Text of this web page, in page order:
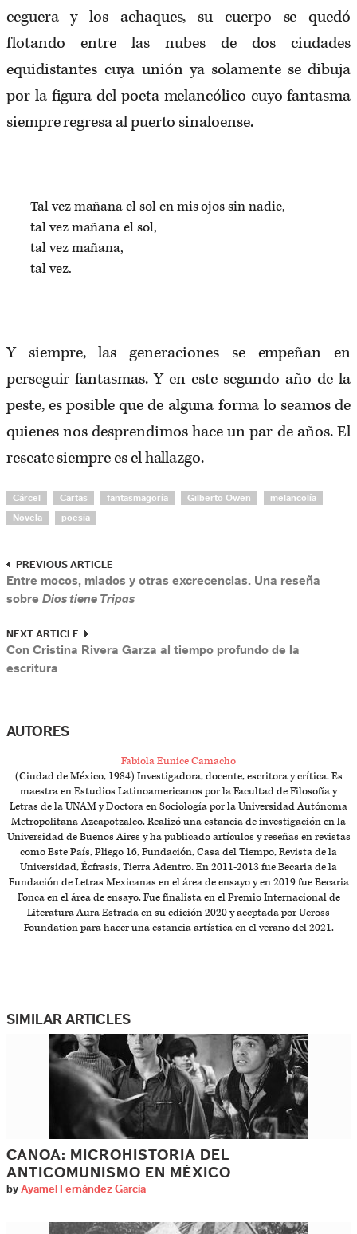
ceguera y los achaques, su cuerpo se quedó
flotando entre las nubes de dos ciudades
equidistantes cuya unión ya solamente se dibuja
por la figura del poeta melancólico cuyo fantasma
siempre regresa al puerto sinaloense.
Tal vez mañana el sol en mis ojos sin nadie,
tal vez mañana el sol,
tal vez mañana,
tal vez.
Y siempre, las generaciones se empeñan en
perseguir fantasmas. Y en este segundo año de la
peste, es posible que de alguna forma lo seamos de
quienes nos desprendimos hace un par de años. El
rescate siempre es el hallazgo.
Cárcel Cartas fantasmagoría Gilberto Owen melancolía
Novela poesía
PREVIOUS ARTICLE
Entre mocos, miados y otras excrecencias. Una reseña
sobre Dios tiene Tripas
NEXT ARTICLE
Con Cristina Rivera Garza al tiempo profundo de la
escritura
AUTORES
Fabiola Eunice Camacho
(Ciudad de México, 1984) Investigadora, docente, escritora y crítica. Es
maestra en Estudios Latinoamericanos por la Facultad de Filosofía y
Letras de la UNAM y Doctora en Sociología por la Universidad Autónoma
Metropolitana-Azcapotzalco. Realizó una estancia de investigación en la
Universidad de Buenos Aires y ha publicado artículos y reseñas en revistas
como Este País, Pliego 16, Fundación, Casa del Tiempo, Revista de la
Universidad, Écfrasis, Tierra Adentro. En 2011-2013 fue Becaria de la
Fundación de Letras Mexicanas en el área de ensayo y en 2019 fue Becaria
Fonca en el área de ensayo. Fue finalista en el Premio Internacional de
Literatura Aura Estrada en su edición 2020 y aceptada por Ucross
Foundation para hacer una estancia artística en el verano del 2021.
SIMILAR ARTICLES
CANOA: MICROHISTORIA DEL
ANTICOMUNISMO EN MÉXICO
by Ayamel Fernández García